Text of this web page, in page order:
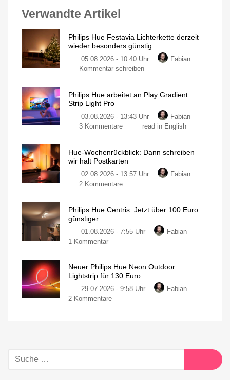
Verwandte Artikel
Philips Hue Festavia Lichterkette derzeit
wieder besonders günstig
05.08.2026 - 10:40 Uhr
Fabian
Kommentar schreiben
Philips Hue arbeitet an Play Gradient
Strip Light Pro
03.08.2026 - 13:43 Uhr
Fabian
3 Kommentare
read in English
Hue-Wochenrückblick: Dann schreiben
wir halt Postkarten
02.08.2026 - 13:57 Uhr
Fabian
2 Kommentare
Philips Hue Centris: Jetzt über 100 Euro
günstiger
01.08.2026 - 7:55 Uhr
Fabian
1 Kommentar
Neuer Philips Hue Neon Outdoor
Lightstrip für 130 Euro
29.07.2026 - 9:58 Uhr
Fabian
2 Kommentare